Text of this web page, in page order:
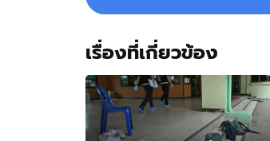
เรื่องที่เกี่ยวข้อง